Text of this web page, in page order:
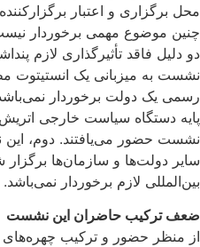
محل برگزاری و اعتبار
چنین موضوع مهمی برخوردار
دو دلیل فاقد تأثیرگذاری لازم
نشست به میزبانی یک انستیتوت
رسمی یک دولت برخوردار
پایه دستگاه سیاست خارجی اتریش
نشست حضور می‌یافتند. دوم،
سایر دولت‌ها و سازمان‌ها
بین‌المللی لازم برخوردار نمی‌باشد.
ضعف ترکیب حاضران این نشست
از منظر حضور و ترکیب